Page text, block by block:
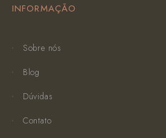
INFORMAÇÃO
Sobre nós
Blog
Dúvidas
Contato